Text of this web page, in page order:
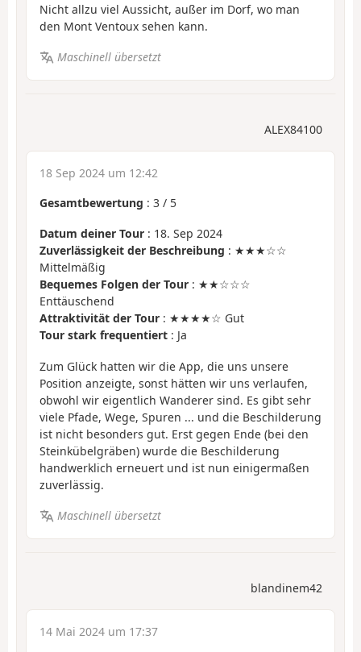
Nicht allzu viel Aussicht, außer im Dorf, wo man
den Mont Ventoux sehen kann.
Maschinell übersetzt
ALEX84100
18 Sep 2024 um 12:42
Gesamtbewertung : 3 / 5
Datum deiner Tour : 18. Sep 2024
Zuverlässigkeit der Beschreibung : ★★★☆☆
Mittelmäßig
Bequemes Folgen der Tour : ★★☆☆☆
Enttäuschend
Attraktivität der Tour : ★★★★☆ Gut
Tour stark frequentiert : Ja
Zum Glück hatten wir die App, die uns unsere
Position anzeigte, sonst hätten wir uns verlaufen,
obwohl wir eigentlich Wanderer sind. Es gibt sehr
viele Pfade, Wege, Spuren ... und die Beschilderung
ist nicht besonders gut. Erst gegen Ende (bei den
Steinkübelgräben) wurde die Beschilderung
handwerklich erneuert und ist nun einigermaßen
zuverlässig.
Maschinell übersetzt
blandinem42
14 Mai 2024 um 17:37